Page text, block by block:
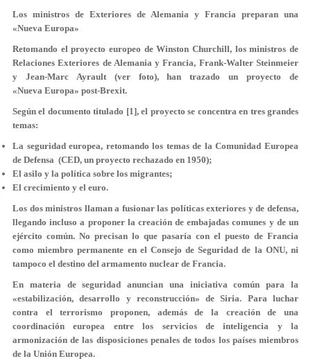
Los ministros de Exteriores de Alemania y Francia preparan una
«Nueva Europa»
Retomando el proyecto europeo de Winston Churchill, los ministros de
Relaciones Exteriores de Alemania y Francia, Frank-Walter Steinmeier
y Jean-Marc Ayrault (ver foto), han trazado un proyecto de
«Nueva Europa» post-Brexit.
Según el documento titulado [1], el proyecto se concentra en tres grandes
temas:
La seguridad europea, retomando los temas de la Comunidad Europea
de Defensa (CED, un proyecto rechazado en 1950);
El asilo y la política sobre los migrantes;
El crecimiento y el euro.
Los dos ministros llaman a fusionar las políticas exteriores y de defensa,
llegando incluso a proponer la creación de embajadas comunes y de un
ejército común. No precisan lo que pasaría con el puesto de Francia
como miembro permanente en el Consejo de Seguridad de la ONU, ni
tampoco el destino del armamento nuclear de Francia.
En materia de seguridad anuncian una iniciativa común para la
«estabilización, desarrollo y reconstrucción» de Siria. Para luchar
contra el terrorismo proponen, además de la creación de una
coordinación europea entre los servicios de inteligencia y la
armonización de las disposiciones penales de todos los países miembros
de la Unión Europea.